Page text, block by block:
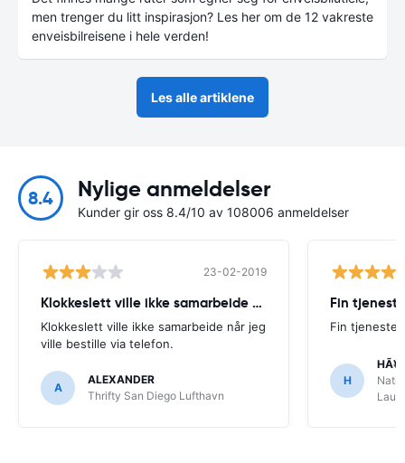
men trenger du litt inspirasjon? Les her om de 12 vakreste
enveisbilreisene i hele verden!
Les alle artiklene
8.4 Nylige anmeldelser
Kunder gir oss 8.4/10 av 108006 anmeldelser
23-02-2019
Klokkeslett ville ikke samarbeide når
Klokkeslett ville ikke samarbeide når jeg
ville bestille via telefon.
A
ALEXANDER
Thrifty San Diego Lufthavn
Fin
Fin tjeneste
H